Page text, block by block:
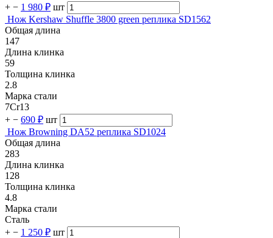
+ − 1 980 ₽ шт
Нож Kershaw Shuffle 3800 green реплика SD1562
Общая длина
147
Длина клинка
59
Толщина клинка
2.8
Марка стали
7Cr13
+ − 690 ₽ шт
Нож Browning DA52 реплика SD1024
Общая длина
283
Длина клинка
128
Толщина клинка
4.8
Марка стали
Сталь
+ − 1 250 ₽ шт